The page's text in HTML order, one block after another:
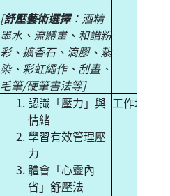
[舒壓藝術選擇：酒精
墨水、流體畫、和諧粉
彩、擴香石、滴膠、紥
染、彩虹繩作、刮畫、
毛筆/硬筆書法等]
認識「壓力」與
情緒
學習有效管理壓
力
體會「心靈內
省」舒壓法
工作坊